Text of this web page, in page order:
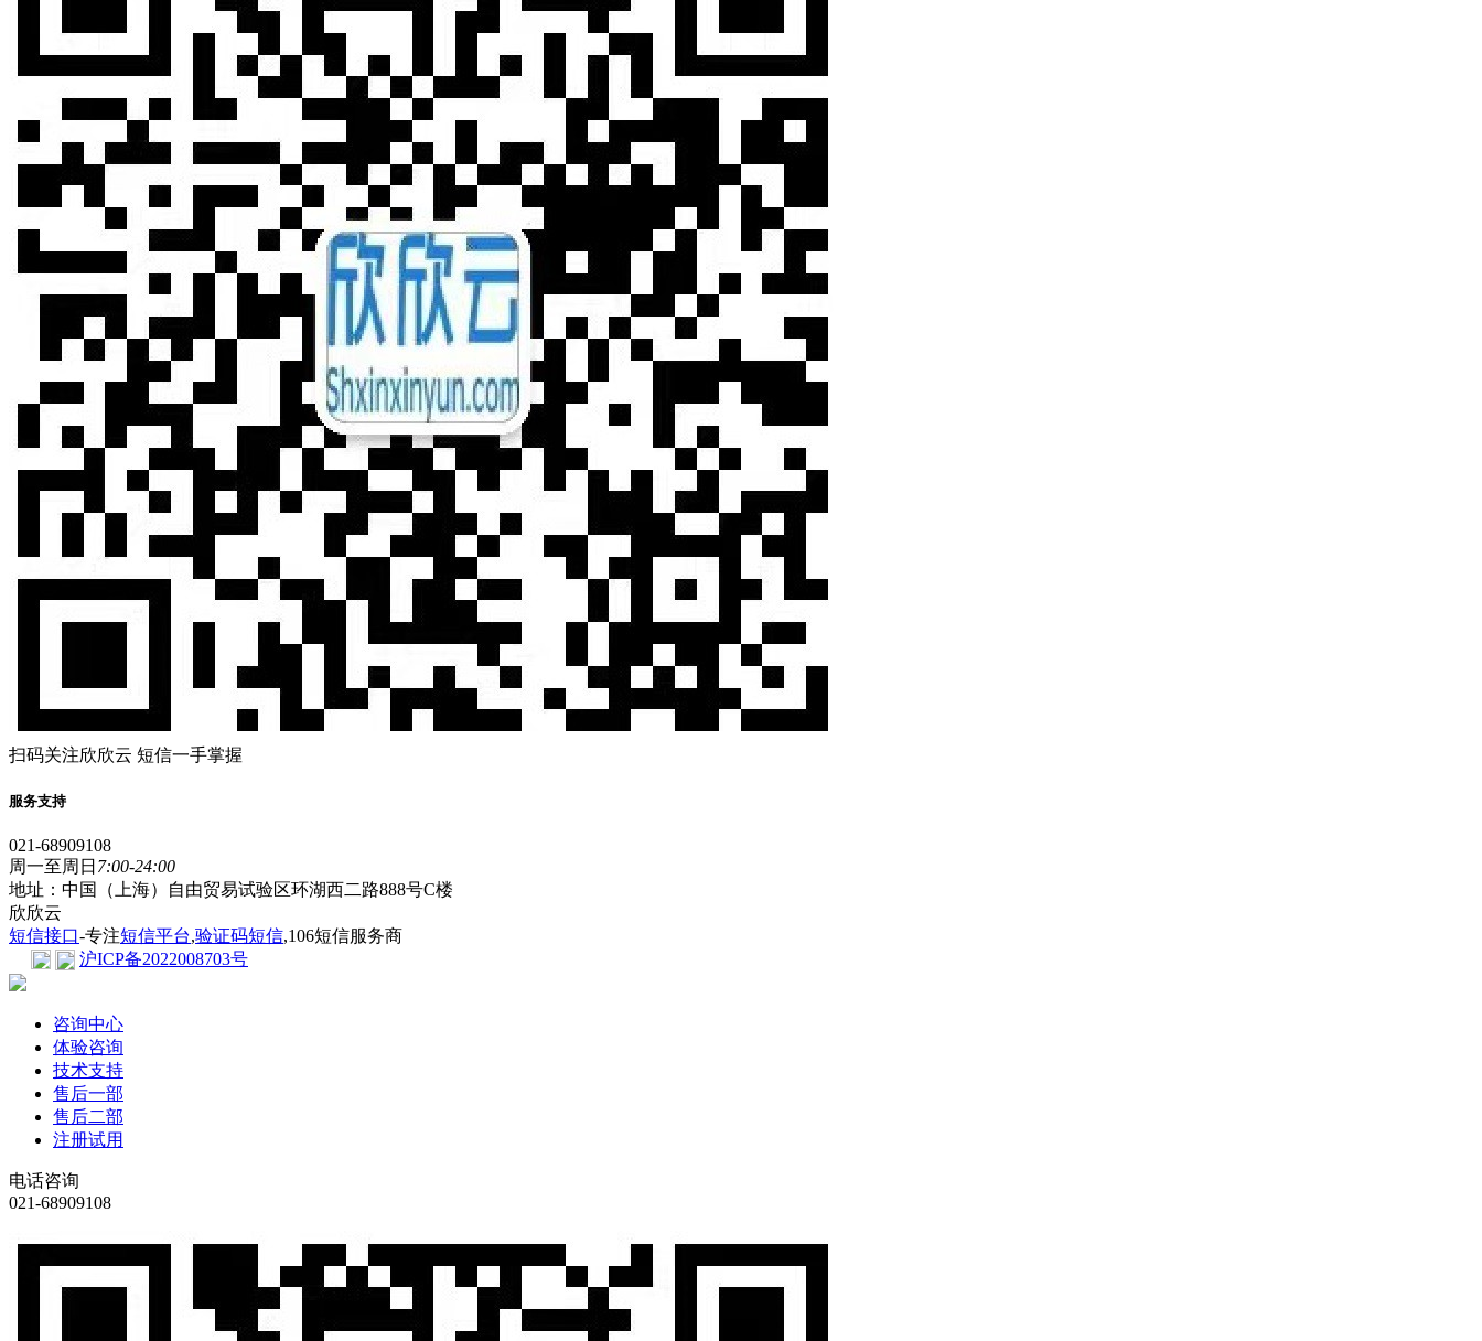
扫码关注欣欣云 短信一手掌握
服务支持
021-68909108
周一至周日 7:00-24:00
地址：中国（上海）自由贸易试验区环湖西二路888号C楼
欣欣云
短信接口-专注短信平台,验证码短信,106短信服务商
沪ICP备2022008703号
咨询中心
体验咨询
技术支持
售后一部
售后二部
注册试用
电话咨询
021-68909108